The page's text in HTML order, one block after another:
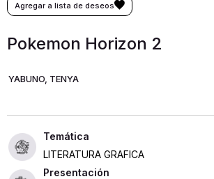
Pokemon Horizon 2
YABUNO, TENYA
LITERATURA GRAFICA
Presentación